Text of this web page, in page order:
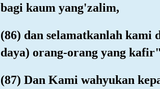
bagi kaum yang'zalim,
(86) dan selamatkanlah kami
daya) orang-orang yang
(87) Dan Kami wahyukan